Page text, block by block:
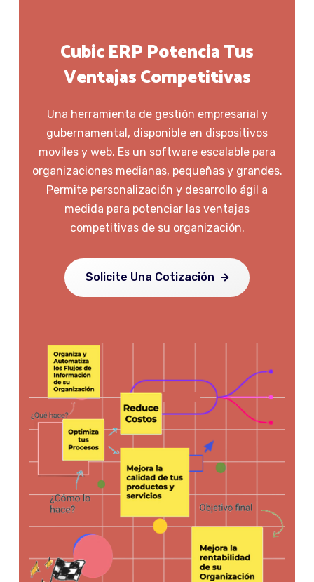
Cubic ERP Potencia Tus
Ventajas Competitivas
Una herramienta de gestión empresarial y
gubernamental, disponible en dispositivos
moviles y web. Es un software escalable para
organizaciones medianas, pequeñas y grandes.
Permite personalización y desarrollo ágil a
medida para potenciar las ventajas
competitivas de su organización.
Solicite Una Cotización